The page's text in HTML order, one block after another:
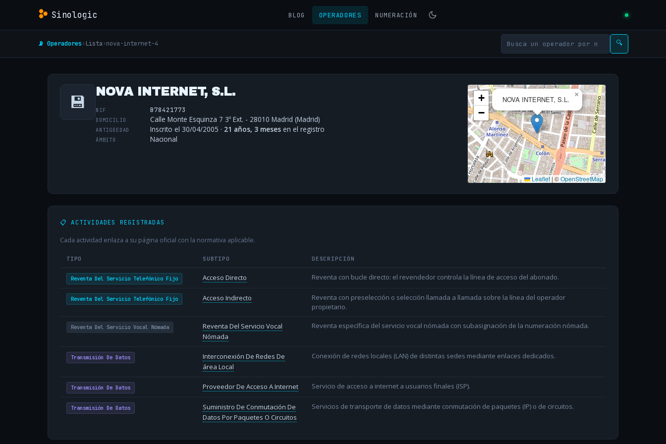
Sinologic BLOG OPERADORES NUMERACIÓN
📡 Operadores› Lista›nova-internet-4 🔍
💾 NOVA INTERNET, S.L.
NIF B78421773
DOMICILIO Calle Monte Esquinza 7 3º Ext. - 28010 Madrid (Madrid)
ANTIGÜEDAD Inscrito el 30/04/2005 · 21 años, 3 meses en el registro
ÁMBITO Nacional
NOVA INTERNET, S.L.
×
+
−
Leaflet | ©OpenStreetMap
📋 ACTIVIDADES REGISTRADAS
Cada actividad enlaza a su página oficial con la normativa aplicable.
TIPO SUBTIPO DESCRIPCIÓN
Reventa Del Servicio Telefónico Fijo Acceso Directo Reventa con bucle directo: el revendedor controla la línea de acceso del abonado.
Reventa Del Servicio Telefónico Fijo Acceso Indirecto
Reventa con preselección o selección llamada a llamada sobre la línea del operador
propietario.
Reventa Del Servicio Vocal Nómada
Reventa Del Servicio Vocal
Nómada
Reventa específica del servicio vocal nómada con subasignación de la numeración nómada.
Transmisión De Datos
Interconexión De Redes De
área Local
Conexión de redes locales (LAN) de distintas sedes mediante enlaces dedicados.
Transmisión De Datos Proveedor De Acceso A Internet Servicio de acceso a internet a usuarios finales (ISP).
Transmisión De Datos
Suministro De Conmutación De
Datos Por Paquetes O Circuitos
Servicios de transporte de datos mediante conmutación de paquetes (IP) o de circuitos.